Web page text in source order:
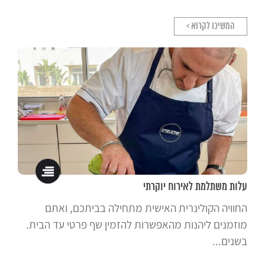
המשיכו לקרוא >
עלות משתלמת לאירוח יוקרתי
החוויה הקולינרית האישית מתחילה בביתכם, ואתם
מוזמנים ליהנות מהאפשרות להזמין שף פרטי עד הבית.
בשנים...